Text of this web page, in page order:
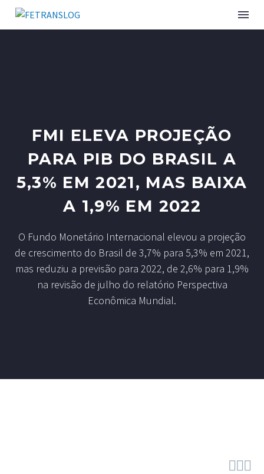
FMI ELEVA PROJEÇÃO
PARA PIB DO BRASIL A
5,3% EM 2021, MAS BAIXA
A 1,9% EM 2022
O Fundo Monetário Internacional elevou a projeção
de crescimento do Brasil de 3,7% para 5,3% em 2021,
mas reduziu a previsão para 2022, de 2,6% para 1,9%
na revisão de julho do relatório Perspectiva
Econômica Mundial.
